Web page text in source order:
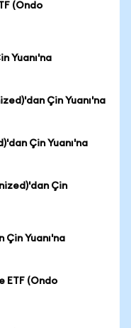
(Ondo
Yuanı'na
Çin Yuanı'na
Çin Yuanı'na
Çin
Çin Yuanı'na
ETF (Ondo